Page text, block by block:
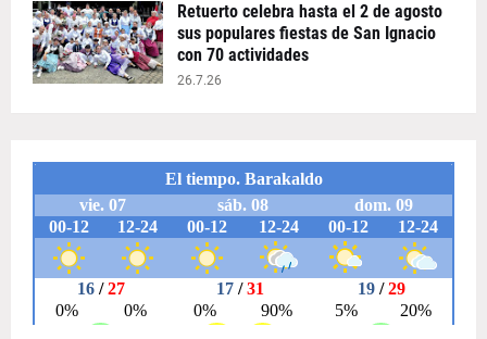
Retuerto celebra hasta el 2 de agosto
sus populares fiestas de San Ignacio
con 70 actividades
26.7.26